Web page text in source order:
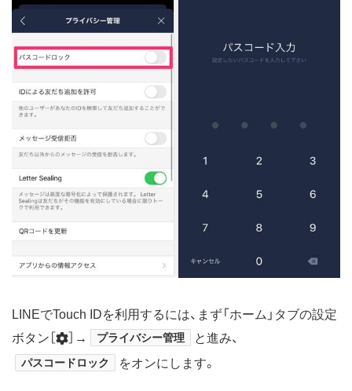
LINEでTouch IDを利用するには、まず「ホーム」タブの設定
ボタン［
］→ プライバシー管理 と進み、
パスコードロック をオンにします。